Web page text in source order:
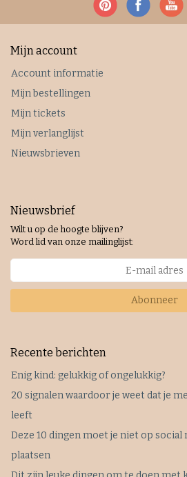
Mijn account
Account informatie
Mijn bestellingen
Mijn tickets
Mijn verlanglijst
Nieuwsbrieven
Nieuwsbrief
Wilt u op de hoogte blijven?
Word lid van onze mailinglijst:
Abonneer
Recente berichten
Enig kind: gelukkig of ongelukkig?
20 signalen waardoor je weet dat je
leeft
Deze 10 dingen moet je niet op social
plaatsen